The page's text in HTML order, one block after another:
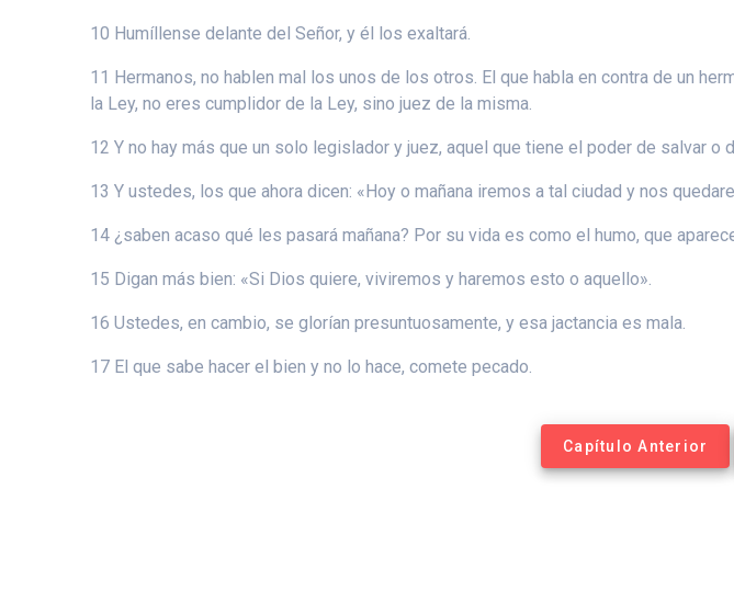
10 Humíllense delante del Señor, y él los exaltará.
11 Hermanos, no hablen mal los unos de los otros. El que habla en contra de un
la Ley, no eres cumplidor de la Ley, sino juez de la misma.
12 Y no hay más que un solo legislador y juez, aquel que tiene el poder de salvar o
13 Y ustedes, los que ahora dicen: «Hoy o mañana iremos a tal ciudad y nos
14 ¿saben acaso qué les pasará mañana? Por su vida es como el humo, que
15 Digan más bien: «Si Dios quiere, viviremos y haremos esto o aquello».
16 Ustedes, en cambio, se glorían presuntuosamente, y esa jactancia es mala.
17 El que sabe hacer el bien y no lo hace, comete pecado.
Capítulo Anterior